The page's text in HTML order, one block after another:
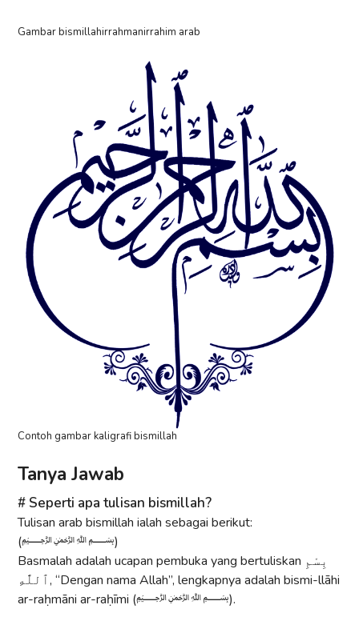
Gambar bismillahirrahmanirrahim arab
Contoh gambar kaligrafi bismillah
Tanya Jawab
Seperti apa tulisan bismillah?
Tulisan arab bismillah ialah sebagai berikut:
(﷽)
Basmalah adalah ucapan pembuka yang bertuliskan بِسْمِ
ٱللَّٰهِ, “Dengan nama Allah”, lengkapnya adalah bismi-llāhi
ar-raḥmāni ar-raḥīmi (﷽).